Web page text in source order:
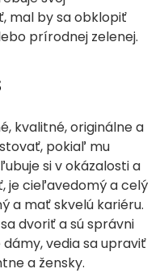
mal by sa obklopiť
prírodnej zelenej.
kvalitné, originálne a
pokiaľ mu
si v okázalosti a
je cieľavedomý a celý
a mať skvelú kariéru.
dvoriť a sú správni
vedia sa upraviť
a žensky.